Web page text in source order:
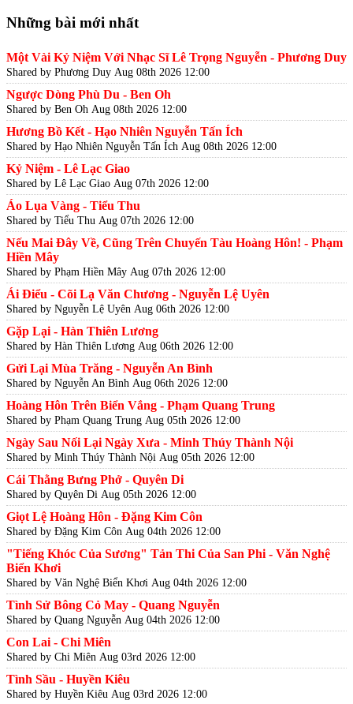
Những bài mới nhất
Một Vài Kỷ Niệm Với Nhạc Sĩ Lê Trọng Nguyễn - Phương Duy
Shared by Phương Duy Aug 08th 2026 12:00
Ngược Dòng Phù Du - Ben Oh
Shared by Ben Oh Aug 08th 2026 12:00
Hương Bồ Kết - Hạo Nhiên Nguyễn Tấn Ích
Shared by Hạo Nhiên Nguyễn Tấn Ích Aug 08th 2026 12:00
Kỷ Niệm - Lê Lạc Giao
Shared by Lê Lạc Giao Aug 07th 2026 12:00
Áo Lụa Vàng - Tiểu Thu
Shared by Tiểu Thu Aug 07th 2026 12:00
Nếu Mai Đây Về, Cũng Trên Chuyến Tàu Hoàng Hôn! - Phạm
Hiền Mây
Shared by Phạm Hiền Mây Aug 07th 2026 12:00
Ái Điểu - Cõi Lạ Văn Chương - Nguyễn Lệ Uyên
Shared by Nguyễn Lệ Uyên Aug 06th 2026 12:00
Gặp Lại - Hàn Thiên Lương
Shared by Hàn Thiên Lương Aug 06th 2026 12:00
Gửi Lại Mùa Trăng - Nguyễn An Bình
Shared by Nguyễn An Bình Aug 06th 2026 12:00
Hoàng Hôn Trên Biển Vắng - Phạm Quang Trung
Shared by Phạm Quang Trung Aug 05th 2026 12:00
Ngày Sau Nối Lại Ngày Xưa - Minh Thúy Thành Nội
Shared by Minh Thúy Thành Nội Aug 05th 2026 12:00
Cái Thằng Bưng Phở - Quyên Di
Shared by Quyên Di Aug 05th 2026 12:00
Giọt Lệ Hoàng Hôn - Đặng Kim Côn
Shared by Đặng Kim Côn Aug 04th 2026 12:00
"Tiếng Khóc Của Sương" Tản Thi Của San Phi - Văn Nghệ
Biển Khơi
Shared by Văn Nghệ Biển Khơi Aug 04th 2026 12:00
Tình Sử Bông Cỏ May - Quang Nguyễn
Shared by Quang Nguyễn Aug 04th 2026 12:00
Con Lai - Chi Miên
Shared by Chi Miên Aug 03rd 2026 12:00
Tình Sầu - Huyền Kiêu
Shared by Huyền Kiêu Aug 03rd 2026 12:00